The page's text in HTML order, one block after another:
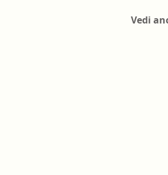
Vedi